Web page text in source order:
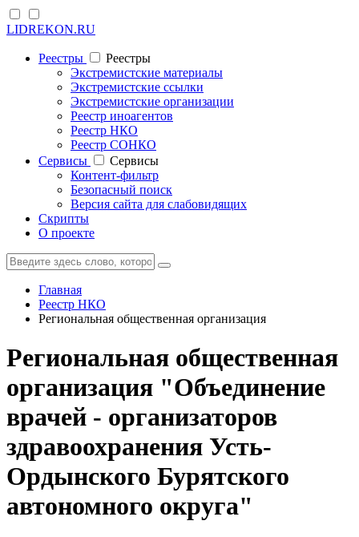
LIDREKON.RU
Реестры
Реестры
Экстремистские материалы
Экстремистские ссылки
Экстремистские организации
Реестр иноагентов
Реестр НКО
Реестр СОНКО
Cервисы
Cервисы
Контент-фильтр
Безопасный поиск
Версия сайта для слабовидящих
Скрипты
О проекте
Главная
Реестр НКО
Региональная общественная организация
Региональная общественная
организация "Объединение
врачей - организаторов
здравоохранения Усть-
Ордынского Бурятского
автономного округа"